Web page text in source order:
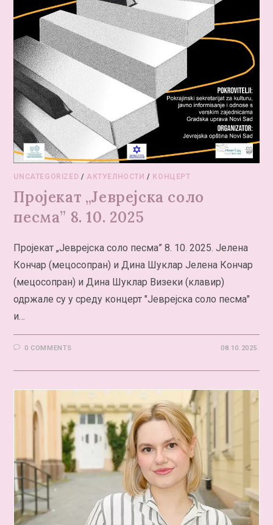
UNCATEGORIZED / АКТУЕЛНОСТИ / КОНЦЕРТ
Пројекат „Јеврејска соло
песма” 8. 10. 2025
Пројекат „Јеврејска соло песма” 8. 10. 2025. Јелена
Кончар (мецосопран) и Дина Шуклар Јелена Кончар
(мецосопран) и Дина Шуклар Визеки (клавир)
одржале су у среду концерт "Јеврејска соло песма"
и…
0 COMMENTS 08.10.2025.